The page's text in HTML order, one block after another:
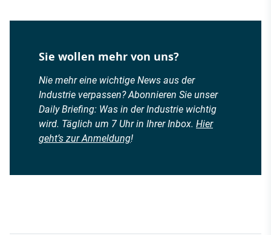
Sie wollen mehr von uns?
Nie mehr eine wichtige News aus der
Industrie verpassen? Abonnieren Sie unser
Daily Briefing: Was in der Industrie wichtig
wird. Täglich um 7 Uhr in Ihrer Inbox. Hier
geht’s zur Anmeldung!